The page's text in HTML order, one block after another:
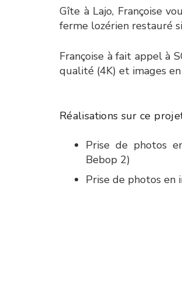
Gîte à Lajo, Françoise
ferme lozérien restauré
Françoise à fait appel à
qualité (4K) et images
Réalisations sur ce
Prise de photos
Bebop 2)
Prise de photos en